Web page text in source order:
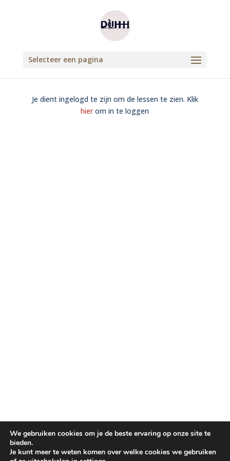
Selecteer een pagina
Je dient ingelogd te zijn om de lessen te zien. Klik
hierom in te loggen
We gebruiken cookies om je de beste ervaring op onze site te
bieden.
Je kunt meer te weten komen over welke cookies we gebruiken